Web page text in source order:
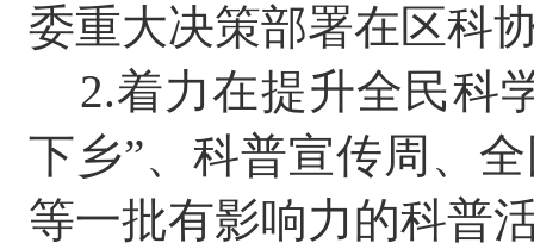
委重大决策部署在区科
2.着力在提升全民科
下乡”、科普宣传周、
等一批有影响力的科普